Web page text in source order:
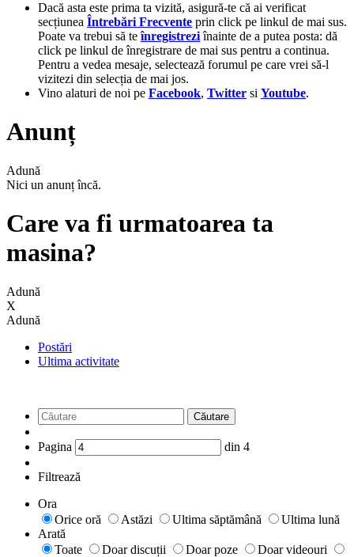
Dacă asta este prima ta vizită, asigură-te că ai verificat
secțiunea Întrebări Frecvente prin click pe linkul de mai sus.
Poate va trebui să teînregistreziînainte de a putea posta: dă
click pe linkul de înregistrare de mai sus pentru a continua.
Pentru a vedea mesaje, selectează forumul pe care vrei să-l
vizitezi din selecția de mai jos.
Vino alaturi de noi pe Facebook, Twitter si Youtube.
Anunț
Adună
Nici un anunț încă.
Care va fi urmatoarea ta
masina?
Adună
X
Adună
Postări
Ultima activitate
Căutare
Pagina din 4
Filtrează
Ora
Orice oră
Astăzi Ultima săptămână
Ultima lună
Arată
Toate
Doar discuții Doar poze
Doar videouri